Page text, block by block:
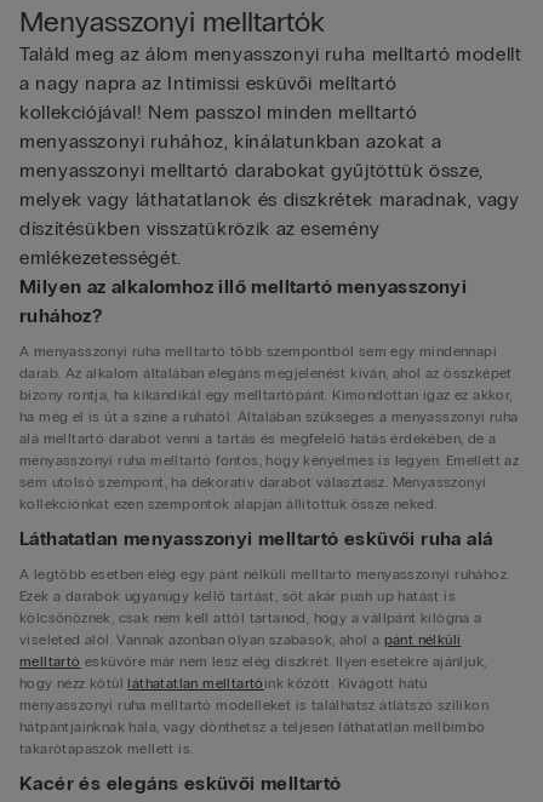
Menyasszonyi melltartók
Találd meg az álom menyasszonyi ruha melltartó modellt
a nagy napra az Intimissi esküvői melltartó
kollekciójával! Nem passzol minden melltartó
menyasszonyi ruhához, kínálatunkban azokat a
menyasszonyi melltartó darabokat gyűjtöttük össze,
melyek vagy láthatatlanok és diszkrétek maradnak, vagy
díszítésükben visszatükrözik az esemény
emlékezetességét.
Milyen az alkalomhoz illő melltartó menyasszonyi
ruhához?
A menyasszonyi ruha melltartó több szempontból sem egy mindennapi
darab. Az alkalom általában elegáns megjelenést kíván, ahol az összképet
bizony rontja, ha kikandikál egy melltartópánt. Kimondottan igaz ez akkor,
ha még el is üt a színe a ruhától. Általában szükséges a menyasszonyi ruha
alá melltartó darabot venni a tartás és megfelelő hatás érdekében, de a
menyasszonyi ruha melltartó fontos, hogy kényelmes is legyen. Emellett az
sem utolsó szempont, ha dekoratív darabot választasz. Menyasszonyi
kollekciónkat ezen szempontok alapján állítottuk össze neked.
Láthatatlan menyasszonyi melltartó esküvői ruha alá
A legtöbb esetben elég egy pánt nélküli melltartó menyasszonyi ruhához.
Ezek a darabok ugyanúgy kellő tartást, sőt akár push up hatást is
kölcsönöznek, csak nem kell attól tartanod, hogy a vállpánt kilógna a
viseleted alól. Vannak azonban olyan szabások, ahol a pánt nélküli
melltartó esküvőre már nem lesz elég diszkrét. Ilyen esetekre ajánljuk,
hogy nézz kötülláthatatlan melltartó ink között. Kivágott hátú
menyasszonyi ruha melltartó modelleket is találhatsz átlátszó szilikon
hátpántjainknak hála, vagy dönthetsz a teljesen láthatatlan mellbimbó
takarótapaszok mellett is.
Kacér és elegáns esküvői melltartó